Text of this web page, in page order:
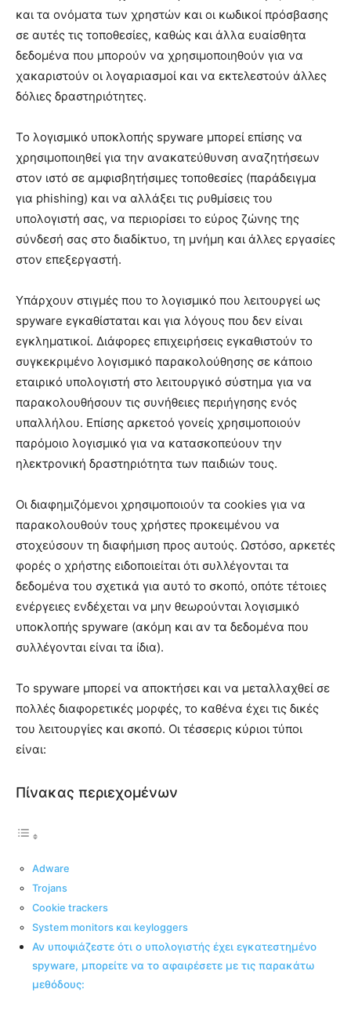
και τα ονόματα των χρηστών και οι κωδικοί πρόσβασης
σε αυτές τις τοποθεσίες, καθώς και άλλα ευαίσθητα
δεδομένα που μπορούν να χρησιμοποιηθούν για να
χακαριστούν οι λογαριασμοί και να εκτελεστούν άλλες
δόλιες δραστηριότητες.
Το λογισμικό υποκλοπής spyware μπορεί επίσης να
χρησιμοποιηθεί για την ανακατεύθυνση αναζητήσεων
στον ιστό σε αμφισβητήσιμες τοποθεσίες (παράδειγμα
για phishing) και να αλλάξει τις ρυθμίσεις του
υπολογιστή σας, να περιορίσει το εύρος ζώνης της
σύνδεσή σας στο διαδίκτυο, τη μνήμη και άλλες εργασίες
στον επεξεργαστή.
Υπάρχουν στιγμές που το λογισμικό που λειτουργεί ως
spyware εγκαθίσταται και για λόγους που δεν είναι
εγκληματικοί. Διάφορες επιχειρήσεις εγκαθιστούν το
συγκεκριμένο λογισμικό παρακολούθησης σε κάποιο
εταιρικό υπολογιστή στο λειτουργικό σύστημα για να
παρακολουθήσουν τις συνήθειες περιήγησης ενός
υπαλλήλου. Επίσης αρκετοό γονείς χρησιμοποιούν
παρόμοιο λογισμικό για να κατασκοπεύουν την
ηλεκτρονική δραστηριότητα των παιδιών τους.
Οι διαφημιζόμενοι χρησιμοποιούν τα cookies για να
παρακολουθούν τους χρήστες προκειμένου να
στοχεύσουν τη διαφήμιση προς αυτούς. Ωστόσο, αρκετές
φορές ο χρήστης ειδοποιείται ότι συλλέγονται τα
δεδομένα του σχετικά για αυτό το σκοπό, οπότε τέτοιες
ενέργειες ενδέχεται να μην θεωρούνται λογισμικό
υποκλοπής spyware (ακόμη και αν τα δεδομένα που
συλλέγονται είναι τα ίδια).
Το spyware μπορεί να αποκτήσει και να μεταλλαχθεί σε
πολλές διαφορετικές μορφές, το καθένα έχει τις δικές
του λειτουργίες και σκοπό. Οι τέσσερις κύριοι τύποι
είναι:
Πίνακας περιεχομένων
Adware
Trojans
Cookie trackers
System monitors και keyloggers
Αν υποψιάζεστε ότι ο υπολογιστής έχει εγκατεστημένο
spyware, μπορείτε να το αφαιρέσετε με τις παρακάτω
μεθόδους: